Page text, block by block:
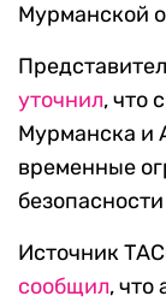
Мурманской
уточнил, что
Мурманска и
временные
Источник
сообщил, что